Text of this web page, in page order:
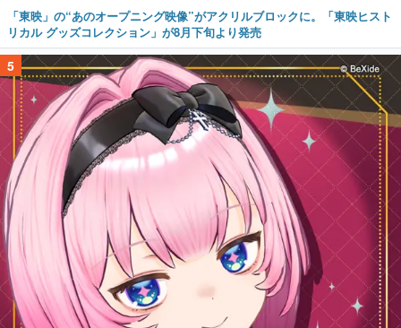
「東映」の“あのオープニング映像”がアクリルブロックに。「東映ヒスト
リカル グッズコレクション」が8月下旬より発売
5